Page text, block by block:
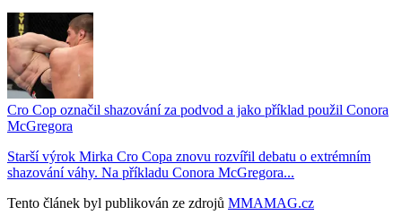
Cro Cop označil shazování za podvod a jako příklad použil Conora
McGregora
Starší výrok Mirka Cro Copa znovu rozvířil debatu o extrémním
shazování váhy. Na příkladu Conora McGregora...
Tento článek byl publikován ze zdrojů MMAMAG.cz